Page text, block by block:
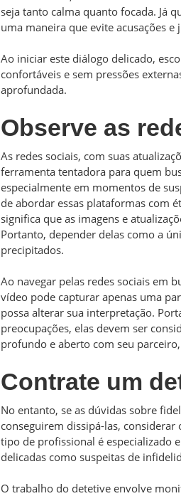
seja tanto calma quanto focada. Já
uma maneira que evite acusações
Ao iniciar este diálogo delicado,
confortáveis e sem pressões
aprofundada.
Observe as
As redes sociais, com suas
ferramenta tentadora para quem
especialmente em momentos de
de abordar essas plataformas com
significa que as imagens e
Portanto, depender delas como a
precipitados.
Ao navegar pelas redes sociais em
vídeo pode capturar apenas uma
possa alterar sua interpretação.
preocupações, elas devem ser
profundo e aberto com seu
Contrate um
No entanto, se as dúvidas sobre
conseguirem dissipá-las,
tipo de profissional é especializado
delicadas como suspeitas de
O trabalho do detetive envolve